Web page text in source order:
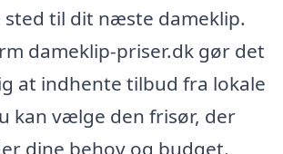
til dit næste dameklip.
dameklip-priser.dk gør det
at indhente tilbud fra lokale
kan vælge den frisør, der